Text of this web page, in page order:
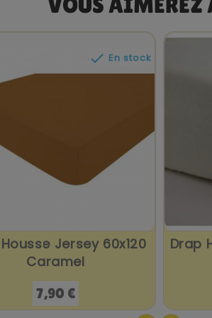
 En stock
Jersey 60x120
Caramel
Prix
7,90 €
Drap